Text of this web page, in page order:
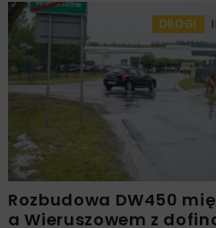
DROGI
Rozbudowa DW450
a Wieruszowem z